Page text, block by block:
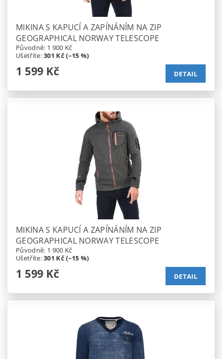
MIKINA S KAPUCÍ A ZAPÍNÁNÍM NA ZIP
GEOGRAPHICAL NORWAY TELESCOPE
Původně: 1 900 Kč
Ušetříte:301 Kč (–15 %)
1 599 Kč DETAIL
MIKINA S KAPUCÍ A ZAPÍNÁNÍM NA ZIP
GEOGRAPHICAL NORWAY TELESCOPE
Původně: 1 900 Kč
Ušetříte:301 Kč (–15 %)
1 599 Kč DETAIL